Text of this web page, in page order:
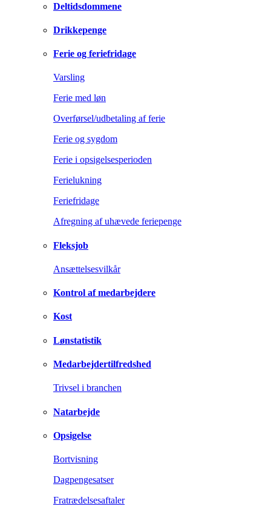
Deltidsdommene
Drikkepenge
Ferie og feriefridage
Varsling
Ferie med løn
Overførsel/udbetaling af ferie
Ferie og sygdom
Ferie i opsigelsesperioden
Ferielukning
Feriefridage
Afregning af uhævede feriepenge
Fleksjob
Ansættelsesvilkår
Kontrol af medarbejdere
Kost
Lønstatistik
Medarbejdertilfredshed
Trivsel i branchen
Natarbejde
Opsigelse
Bortvisning
Dagpengesatser
Fratrædelsesaftaler